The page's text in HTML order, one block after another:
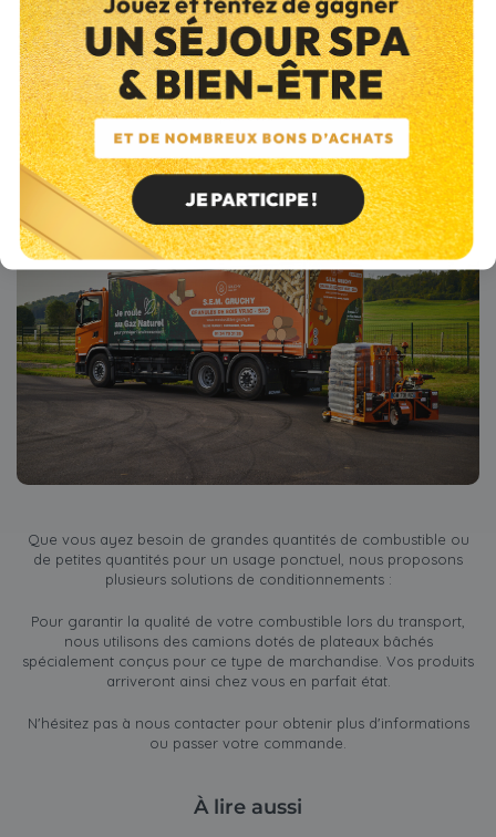
Énergie. Le département de Seine-Maritime vous propose le
programme " Aide à l’Habitat Durable " pour vous aider à améliorer
votre logement. Ce programme a pour objectif à la fois
d'entretenir et d'améliorer le confort de votre habitation. Pour en
bénéficier, votre revenu fiscal ne doit pas dépasser un certain
plafond.
Que vous ayez besoin de grandes quantités de combustible ou
de petites quantités pour un usage ponctuel, nous proposons
plusieurs solutions de conditionnements :
Pour garantir la qualité de votre combustible lors du transport,
nous utilisons des camions dotés de plateaux bâchés
spécialement conçus pour ce type de marchandise. Vos produits
arriveront ainsi chez vous en parfait état.
N'hésitez pas à nous contacter pour obtenir plus d'informations
ou passer votre commande.
À lire aussi